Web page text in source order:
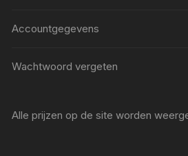
Accountgegevens
Wachtwoord vergeten
Alle prijzen op de site worden